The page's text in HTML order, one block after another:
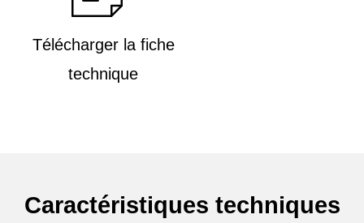
Télécharger la fiche
technique
Caractéristiques techniques